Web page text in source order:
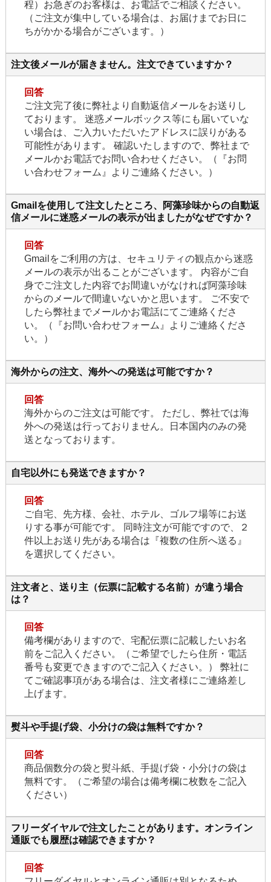
程）お急ぎのお客様は、お電話でご相談ください。
（ご注文が集中している場合は、お届けまでお日に
ちがかかる場合がございます。）
注文後メールが届きません。注文できていますか？
回答
ご注文完了後に弊社より自動返信メールをお送りし
ております。 迷惑メールボックス等にも届いていな
い場合は、ご入力いただいたアドレスに誤りがある
可能性があります。 確認いたしますので、弊社まで
メールかお電話でお問い合わせください。（『お問
い合わせフォーム』よりご連絡ください。）
Gmailを使用して注文したところ、阿藻珍味からの自動返
信メールに迷惑メールの表示が出ましたがなぜですか？
回答
Gmailをご利用の方は、セキュリティの観点から迷惑
メールの表示が出ることがございます。 内容がご自
身でご注文した内容でお間違いがなければ阿藻珍味
からのメールで間違いないかと思います。 ご不安で
したら弊社までメールかお電話にてご連絡くださ
い。（『お問い合わせフォーム』よりご連絡くださ
い。）
海外からの注文、海外への発送は可能ですか？
回答
海外からのご注文は可能です。 ただし、弊社では海
外への発送は行っておりません。日本国内のみの発
送となっております。
自宅以外にも発送できますか？
回答
ご自宅、先方様、会社、ホテル、ゴルフ場等にお送
りする事が可能です。 同時注文が可能ですので、２
件以上お送り先がある場合は『複数の住所へ送る』
を選択してください。
注文者と、送り主（伝票に記載する名前）が違う場合
は？
回答
備考欄がありますので、宅配伝票に記載したいお名
前をご記入ください。（ご希望でしたら住所・電話
番号も変更できますのでご記入ください。） 弊社に
てご確認事項がある場合は、注文者様にご連絡差し
上げます。
熨斗や手提げ袋、小分けの袋は無料ですか？
回答
商品個数分の袋と熨斗紙、手提げ袋・小分けの袋は
無料です。（ご希望の場合は備考欄に枚数をご記入
ください）
フリーダイヤルで注文したことがあります。オンライン
通販でも履歴は確認できますか？
回答